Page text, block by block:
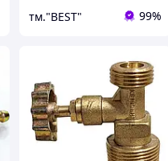
тм."BEST" 99%